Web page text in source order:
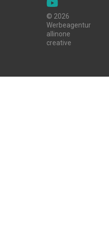
© 2026
Werbeagentur
allinone
creative